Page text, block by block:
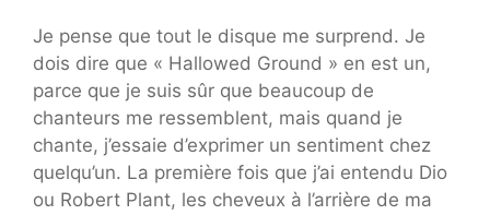
Je pense que tout le disque me surprend. Je
dois dire que « Hallowed Ground » en est un,
parce que je suis sûr que beaucoup de
chanteurs me ressemblent, mais quand je
chante, j’essaie d’exprimer un sentiment chez
quelqu’un. La première fois que j’ai entendu Dio
ou Robert Plant, les cheveux à l’arrière de ma